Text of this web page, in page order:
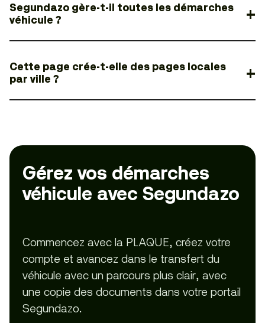
Segundazo gère-t-il toutes les démarches
véhicule ?
Cette page crée-t-elle des pages locales
par ville ?
Gérez vos démarches
véhicule avec Segundazo
Commencez avec la PLAQUE, créez votre
compte et avancez dans le transfert du
véhicule avec un parcours plus clair, avec
une copie des documents dans votre portail
Segundazo.